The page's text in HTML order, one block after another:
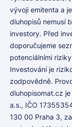
vývoji emitenta a
dluhopisů nemusí
investory. Před
doporučujeme
potenciálními
Investování je
zodpovědně.
dluhopisomat.cz je
a.s., IČO
130 00 Praha 3,